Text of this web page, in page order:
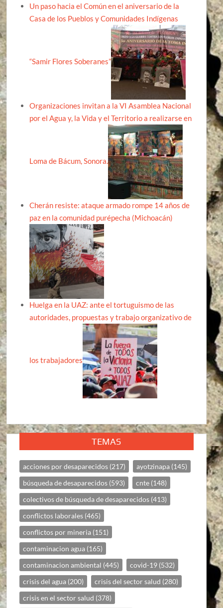
Un paso hacia el Común en el aniversario de la
Casa de los Pueblos y Comunidades Indígenas
“Samir Flores Soberanes”
Organizaciones invitan a la VI Asamblea Nacional
por el Agua y, la Vida y el Territorio a realizarse en
Loma de Bácum, Sonora.
Cherán resiste: ataque armado rompe 14 años de
paz en la comunidad purépecha (Michoacán)
Huelga en la UAZ: ante el tortuguismo de las
autoridades, propuestas y trabajo organizativo de
los trabajadores
TEMAS
acciones por desaparecidos (217) ayotzinapa (145)
búsqueda de desaparecidos (593) cnte (148)
colectivos de búsqueda de desaparecidos (413)
conflictos laborales (465)
conflictos por mineria (151)
contaminacion agua (165)
contaminacion ambiental (445) covid-19 (532)
crisis del agua (200) crisis del sector salud (280)
crisis en el sector salud (378)